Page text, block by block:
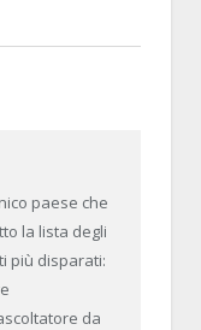
SALUTI DAL PORTOGALLO
paese che
la lista degli
più disparati:
da